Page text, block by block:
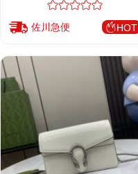
佐川急便 HOT